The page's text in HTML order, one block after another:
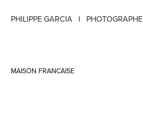
PHILIPPE GARCIA   I   PHOTOGRAPHE
MAISON FRANCAISE